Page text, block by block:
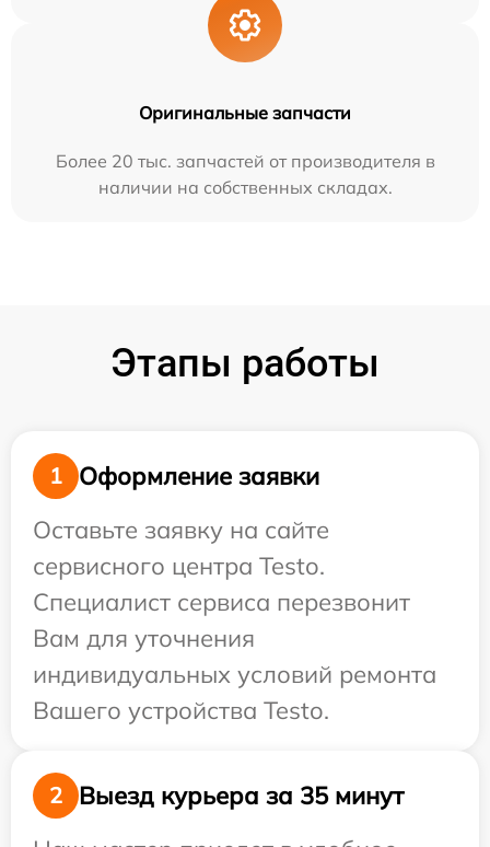
Оригинальные запчасти
Более 20 тыс. запчастей от производителя в
наличии на собственных складах.
Этапы работы
1
Оформление заявки
Оставьте заявку на сайте
сервисного центра Testo.
Специалист сервиса перезвонит
Вам для уточнения
индивидуальных условий ремонта
Вашего устройства Testo.
2
Выезд курьера за 35 минут